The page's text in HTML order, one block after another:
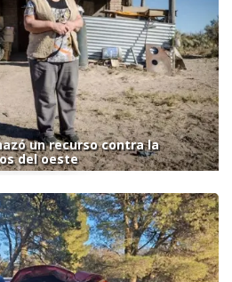
un recurso contra la
del oeste